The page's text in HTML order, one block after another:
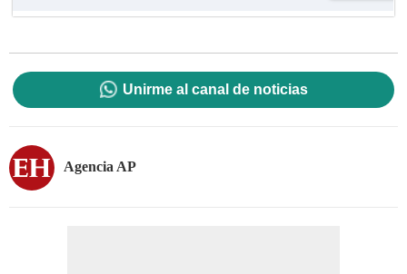
Unirme al canal de noticias
Agencia AP